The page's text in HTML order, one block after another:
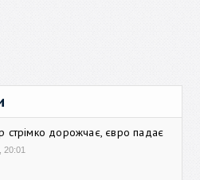
стрімко дорожчає, євро падає
20:01